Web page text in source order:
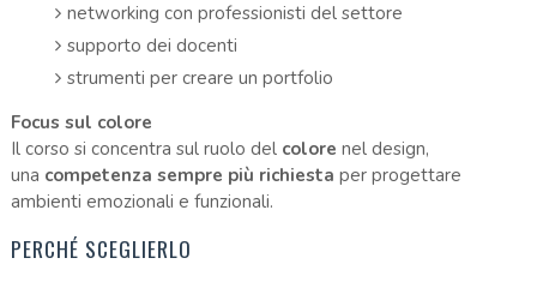
networking con professionisti del settore
supporto dei docenti
strumenti per creare un portfolio
Focus sul colore
Il corso si concentra sul ruolo del colore nel design,
una competenza sempre più richiesta per progettare
ambienti emozionali e funzionali.
PERCHÉ SCEGLIERLO